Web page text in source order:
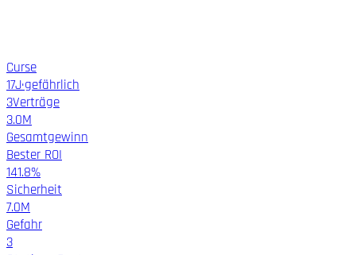
Curse
17J·gefährlich
3Verträge
3.0M
Gesamtgewinn
Bester ROI
141.8%
Sicherheit
7.0M
Gefahr
3